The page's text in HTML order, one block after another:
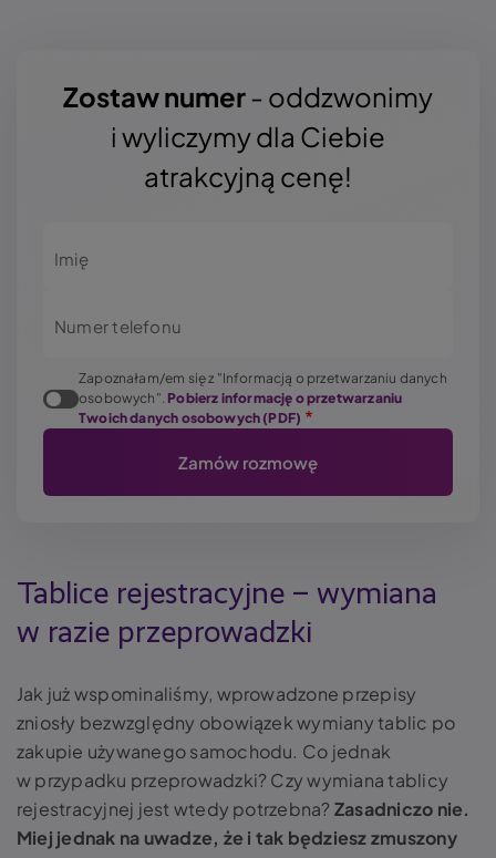
Zostaw numer- oddzwonimy
i wyliczymy dla Ciebie
atrakcyjną cenę!
Imię
Numer telefonu
Zapoznałam/em się z "Informacją o przetwarzaniu danych
osobowych". Pobierz informację o przetwarzaniu
Twoich danych osobowych (PDF)
Tablice rejestracyjne – wymiana
w razie przeprowadzki
Jak już wspominaliśmy, wprowadzone przepisy
zniosły bezwzględny obowiązek wymiany tablic po
zakupie używanego samochodu. Co jednak
w przypadku przeprowadzki? Czywymiana tablicy
rejestracyjnej jest wtedy potrzebna? Zasadniczo nie.
Miej jednak na uwadze, że i tak będziesz zmuszony